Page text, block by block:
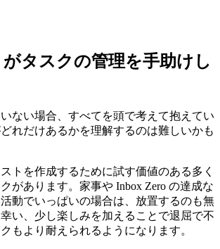
がタスクの管理を手助けし
ない場合、すべてを頭で考えて抱えてい
れだけあるかを理解するのは難しいかも
トを作成するために試す価値のある多く
があります。家事や Inbox Zero の達成な
動でいっぱいの場合は、放置するのも無
い、少し楽しみを加えることで退屈で不
もより耐えられるようになります。